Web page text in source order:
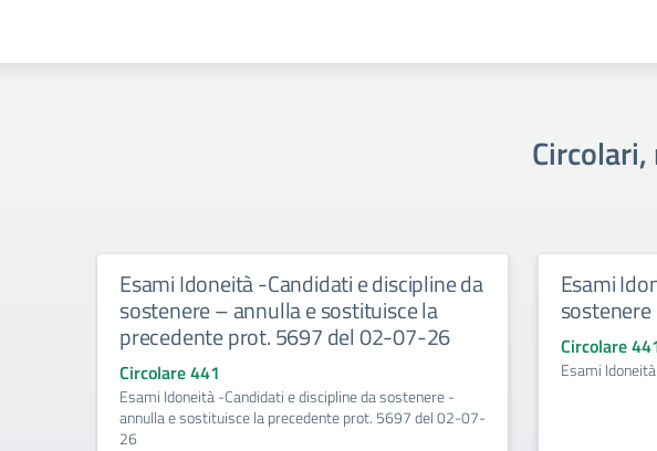
Esami Idoneità -Candidati e discipline da
sostenere – annulla e sostituisce la
precedente prot. 5697 del 02-07-26
Circolare 441
Esami Idoneità -Candidati e discipline da sostenere -
annulla e sostituisce la precedente prot. 5697 del 02-07-
26
Esami
sostenere
Circolare
Esami